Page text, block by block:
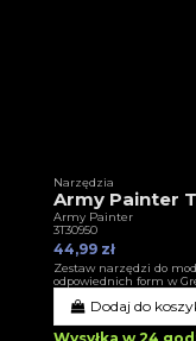
Narzędzia
Army Painter
Army Painter
3T30950
44,99 zł
Zestaw narzędzi do
odpowiednich form w
Dodaj do